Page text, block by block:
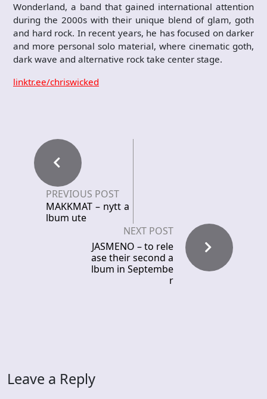
Wonderland, a band that gained international attention
during the 2000s with their unique blend of glam, goth
and hard rock. In recent years, he has focused on darker
and more personal solo material, where cinematic goth,
dark wave and alternative rock take center stage.
linktr.ee/chriswicked
PREVIOUS POST
MAKKMAT – nytt a
lbum ute
NEXT POST
JASMENO – to rele
ase their second a
lbum in Septembe
r
Leave a Reply